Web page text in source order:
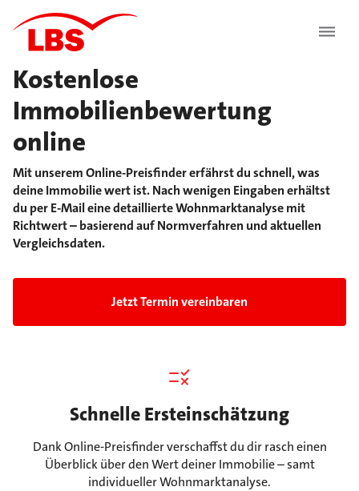
Kostenlose
Immobilienbewertung
online
Mit unserem Online-Preisfinder erfährst du schnell, was
deine Immobilie wert ist. Nach wenigen Eingaben erhältst
du per E-Mail eine detaillierte Wohnmarktanalyse mit
Richtwert – basierend auf Normverfahren und aktuellen
Vergleichsdaten.
Jetzt Termin vereinbaren
Schnelle Ersteinschätzung
Dank Online-Preisfinder verschaffst du dir rasch einen
Überblick über den Wert deiner Immobilie – samt
individueller Wohnmarktanalyse.